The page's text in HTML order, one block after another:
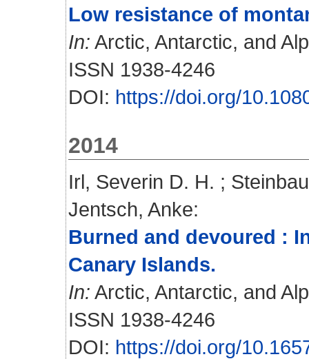
Low resistance of
In: Arctic, Antarctic, and
ISSN 1938-4246
DOI: https://doi.org/
2014
Irl, Severin D. H. ;
Jentsch, Anke:
Burned and devoured :
Canary Islands.
In: Arctic, Antarctic, and
ISSN 1938-4246
DOI: https://doi.org/